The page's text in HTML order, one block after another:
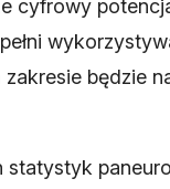
cyfrowy
będzie
statystyk